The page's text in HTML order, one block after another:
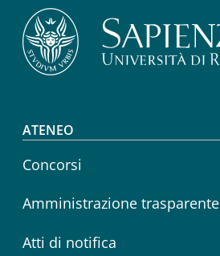
Footer menu
ATENEO
Concorsi
Amministrazione trasparente
Atti di notifica